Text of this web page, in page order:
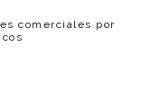
comerciales por